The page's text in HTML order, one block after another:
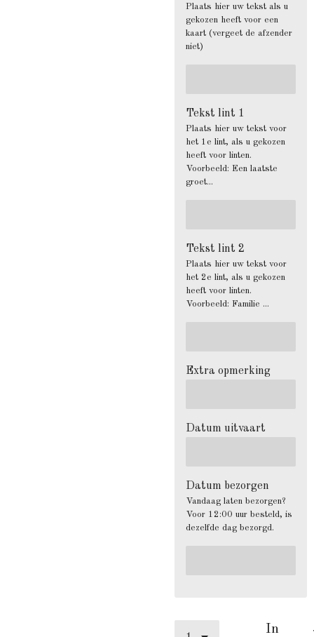
Plaats hier uw tekst als u
gekozen heeft voor een
kaart (vergeet de afzender
niet)
Tekst lint 1
Plaats hier uw tekst voor
het 1e lint, als u gekozen
heeft voor linten.
Voorbeeld: Een laatste
groet...
Tekst lint 2
Plaats hier uw tekst voor
het 2e lint, als u gekozen
heeft voor linten.
Voorbeeld: Familie ...
Extra opmerking
Datum uitvaart
Datum bezorgen
Vandaag laten bezorgen?
Voor 12:00 uur besteld, is
dezelfde dag bezorgd.
In